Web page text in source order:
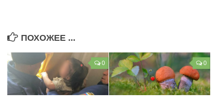
Контакты
Вакансии
ПОХОЖЕЕ ...
0 0